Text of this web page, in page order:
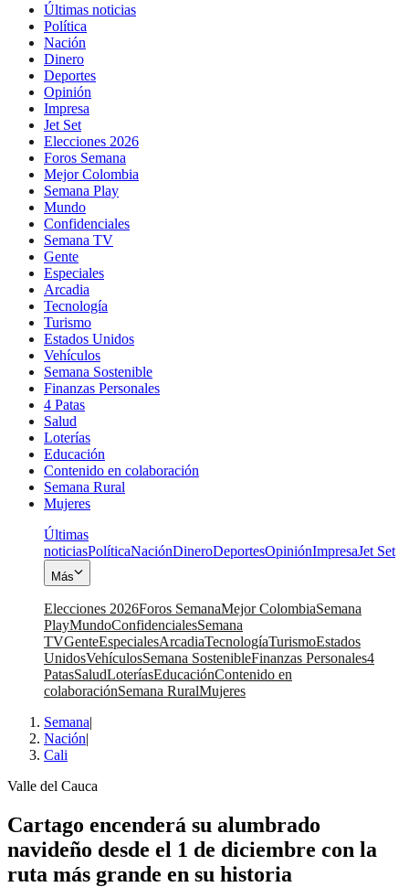
Últimas noticias
Política
Nación
Dinero
Deportes
Opinión
Impresa
Jet Set
Elecciones 2026
Foros Semana
Mejor Colombia
Semana Play
Mundo
Confidenciales
Semana TV
Gente
Especiales
Arcadia
Tecnología
Turismo
Estados Unidos
Vehículos
Semana Sostenible
Finanzas Personales
4 Patas
Salud
Loterías
Educación
Contenido en colaboración
Semana Rural
Mujeres
Últimas
noticiasPolíticaNaciónDineroDeportesOpiniónImpresaJet Set
Más
Elecciones 2026Foros SemanaMejor ColombiaSemana
PlayMundoConfidencialesSemana
TVGenteEspecialesArcadiaTecnologíaTurismoEstados
UnidosVehículosSemana SostenibleFinanzas Personales4
PatasSaludLoteríasEducaciónContenido en
colaboraciónSemana RuralMujeres
Semana|
Nación|
Cali
Valle del Cauca
Cartago encenderá su alumbrado
navideño desde el 1 de diciembre con la
ruta más grande en su historia